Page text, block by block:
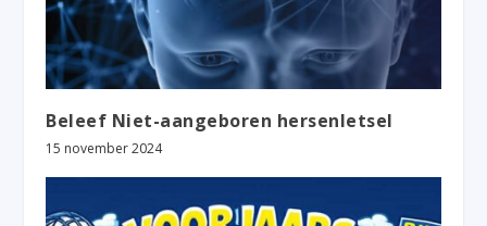
Beleef Niet-aangeboren hersenletsel
15 november 2024